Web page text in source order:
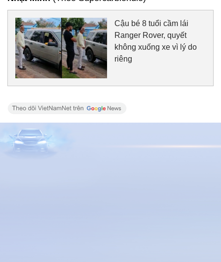
Cậu bé 8 tuổi cầm lái
Ranger Rover, quyết
không xuống xe vì lý do
riêng